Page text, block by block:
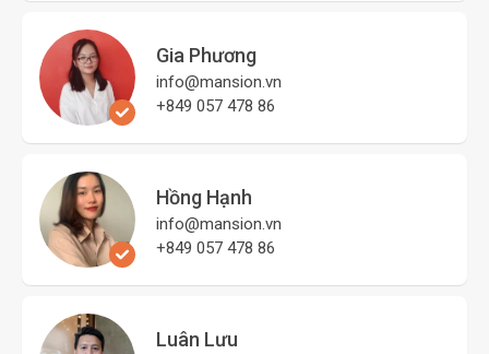
Gia Phương
info@mansion.vn
+849 057 478 86
Hồng Hạnh
info@mansion.vn
+849 057 478 86
Luân Lưu